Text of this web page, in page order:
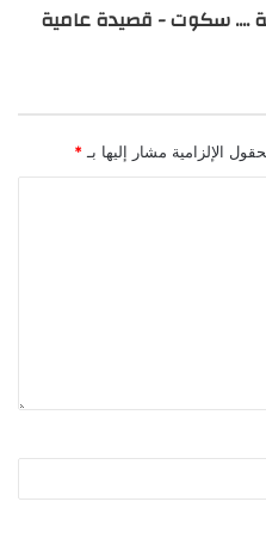
.... سكوت - قصيدة عامية
الإلزامية مشار إليها بـ *